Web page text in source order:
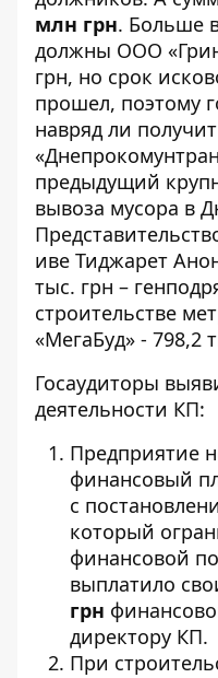
млн грн. Больше
должны ООО
грн, но срок
прошел, поэтому
навряд ли
предыдущий
вывоза мусора в
иве Тиджарет
тыс. грн –
строительстве
«МегаБуд» - 798,2
Госаудиторы
деятельности КП:
Предприятие
финансовый
с
который
финансовой
выплатило
грн
директору КП.
При